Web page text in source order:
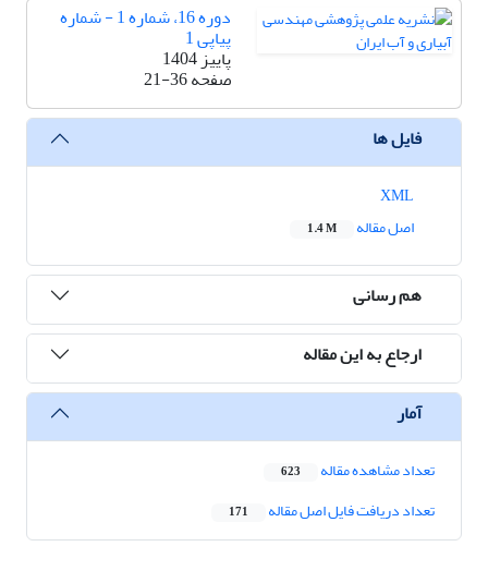
دوره 16، شماره 1 - شماره
پیاپی 1
پاییز 1404
صفحه21-36
فایل ها
اصل مقاله
1.4 M
هم رسانی
ارجاع به این مقاله
آمار
تعداد مشاهده مقاله 623
تعداد دریافت فایل اصل مقاله 171